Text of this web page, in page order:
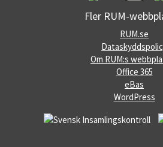
Fler RUM-
RUM.se
Om RUM:s
Office 365
eBas
WordPress